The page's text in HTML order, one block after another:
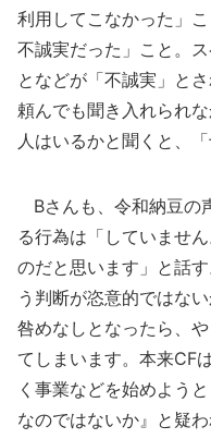
利用してこなかった」
不誠実だった」こと。
となどが「不誠実」と
頼んでも聞き入れられ
人はいるかと聞くと、
Bさんも、令和納豆の
る行為は「していませ
のだと思います」と話
う判断が恣意的ではな
咎めなしとなったら、
てしまいます。本来CF
く事業などを始めよう
なのではないか』と疑